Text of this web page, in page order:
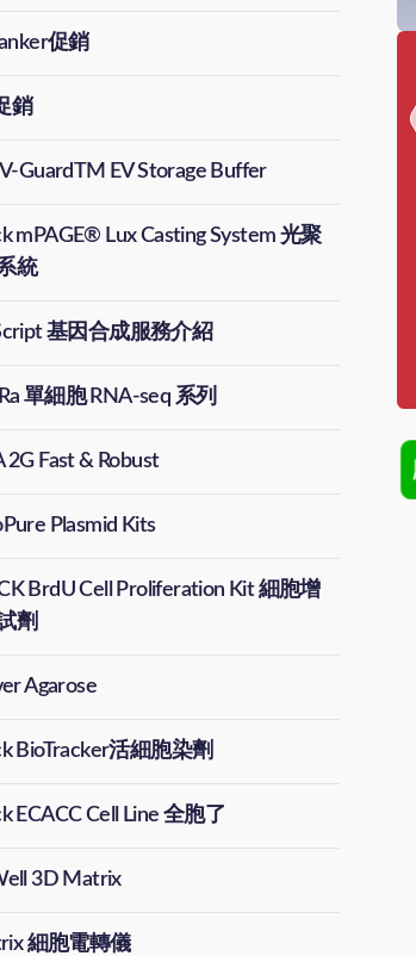
促銷
銷
GuardTM EV Storage Buffer
mPAGE® Lux Casting System 光聚
統
基因合成服務介紹
單細胞 RNA-seq 系列
2G Fast & Robust
Plasmid Kits
BrdU Cell Proliferation Kit 細胞增
劑
Agarose
BioTracker活細胞染劑
ECACC Cell Line 全胞了
3D Matrix
細胞電轉儀